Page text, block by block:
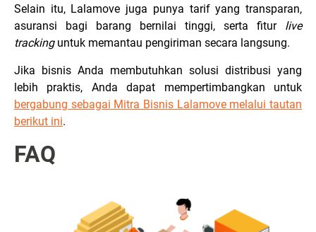
Selain itu, Lalamove juga punya tarif yang transparan,
asuransi bagi barang bernilai tinggi, serta fitur live
trackinguntuk memantau pengiriman secara langsung.
Jika bisnis Anda membutuhkan solusi distribusi yang
lebih praktis, Anda dapat mempertimbangkan untuk
bergabung sebagai Mitra Bisnis Lalamove melalui tautan
berikut ini.
FAQ